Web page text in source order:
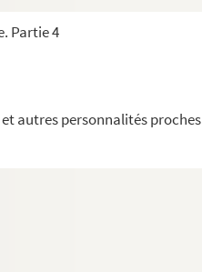
Partie 4
autres personnalités proches